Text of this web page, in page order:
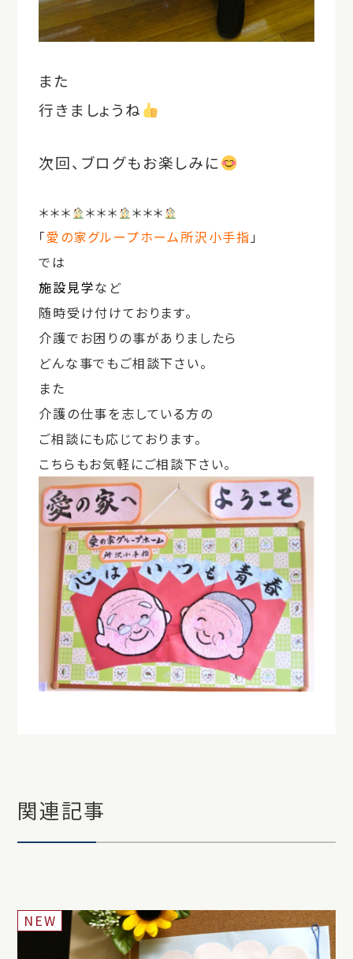
また
行きましょうね
次回、ブログもお楽しみに
＊＊＊ ＊＊＊ ＊＊＊
「愛の家グループホーム所沢小手指 」
では
施設見学など
随時受け付けております。
介護でお困りの事がありましたら
どんな事でもご相談下さい。
また
介護の仕事を志している方の
ご相談にも応じております。
こちらもお気軽にご相談下さい。
関連記事
NEW